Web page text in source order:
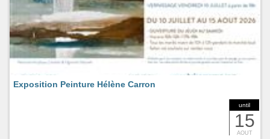
until
15
AOUT
Exposition Peinture Hélène Carron